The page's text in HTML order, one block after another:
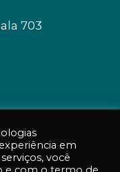
703
em
você